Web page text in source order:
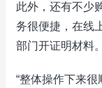
此外，还有不少
务很便捷，在线
部门开证明材料。
“整体操作下来很